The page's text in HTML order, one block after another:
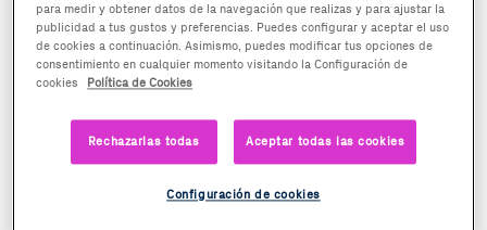
para medir y obtener datos de la navegación que realizas y para ajustar la
publicidad a tus gustos y preferencias. Puedes configurar y aceptar el uso
de cookies a continuación. Asimismo, puedes modificar tus opciones de
consentimiento en cualquier momento visitando la Configuración de
cookies
Política de Cookies
Rechazarlas todas Aceptar todas las cookies
Configuración de cookies